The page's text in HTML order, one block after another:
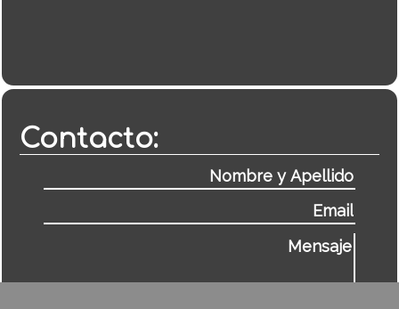
Contacto: